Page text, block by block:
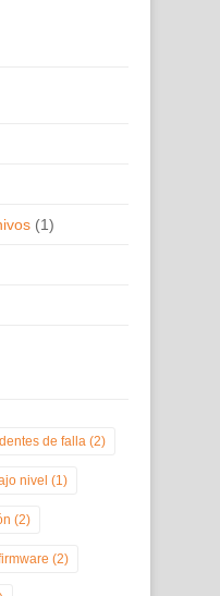
(1)
de falla (2)
nivel (1)
(2)
(2)